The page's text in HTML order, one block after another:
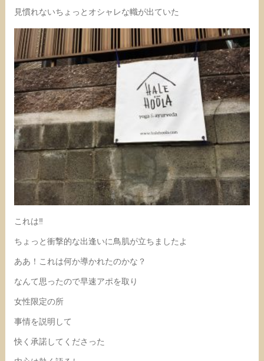
見慣れないちょっとオシャレな幟が出ていた
これは‼︎
ちょっと衝撃的な出逢いに鳥肌が立ちましたよ
ああ！これは何か導かれたのかな？
なんて思ったので早速アポを取り
女性限定の所
事情を説明して
快く承諾してくださった